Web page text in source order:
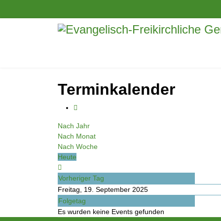
Terminkalender
Nach Jahr
Nach Monat
Nach Woche
Heute
Vorheriger Tag
Freitag, 19. September 2025
Folgetag
Es wurden keine Events gefunden